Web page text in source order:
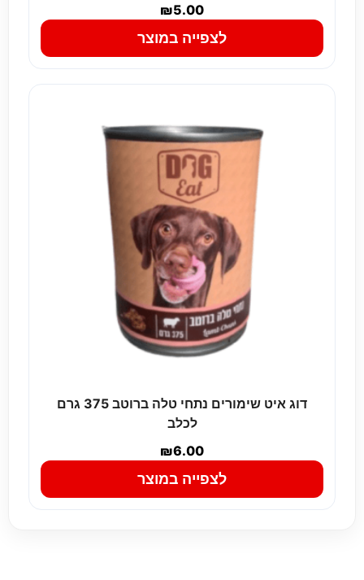
₪5.00
לצפייה במוצר
דוג איט שימורים נתחי טלה ברוטב 375 גרם
לכלב
₪6.00
לצפייה במוצר